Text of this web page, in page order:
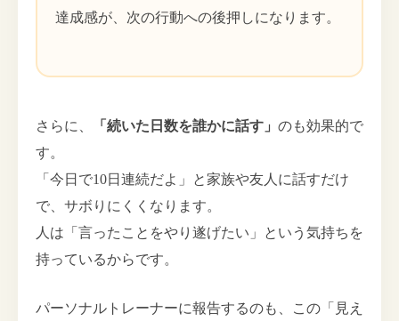
達成感が、次の行動への後押しになります。
さらに、 「続いた日数を誰かに話す」 のも効果的で
す。
「今日で10日連続だよ」と家族や友人に話すだけ
で、サボりにくくなります。
人は「言ったことをやり遂げたい」という気持ちを
持っているからです。
パーソナルトレーナーに報告するのも、この「見え